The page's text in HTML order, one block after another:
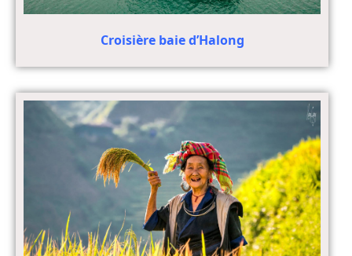
Croisière baie d’Halong